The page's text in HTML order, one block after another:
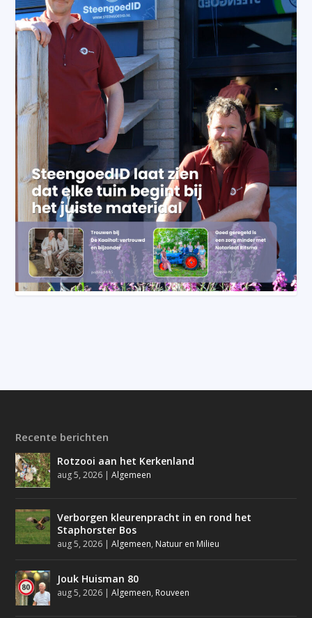
Recente berichten
Rotzooi aan het Kerkenland
aug 5, 2026 |Algemeen
Verborgen kleurenpracht in en rond het
Staphorster Bos
aug 5, 2026 |Algemeen, Natuur en Milieu
Jouk Huisman 80
aug 5, 2026 |Algemeen, Rouveen